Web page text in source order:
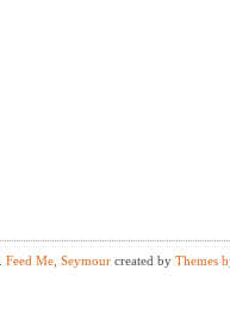
Feed Me, Seymour created by Themes